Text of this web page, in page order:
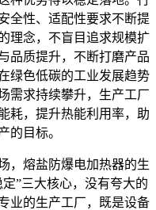
全性、适配性要求不断提
理念，不盲目追求规模扩
品质提升，不断打磨产品
绿色低碳的工业发展趋势
需求持续攀升，生产工厂
耗，提升热能利用率，助
的目标。
，熔盐防爆电加热器的生
”三大核心，没有夸大的
业的生产工厂，既是设备